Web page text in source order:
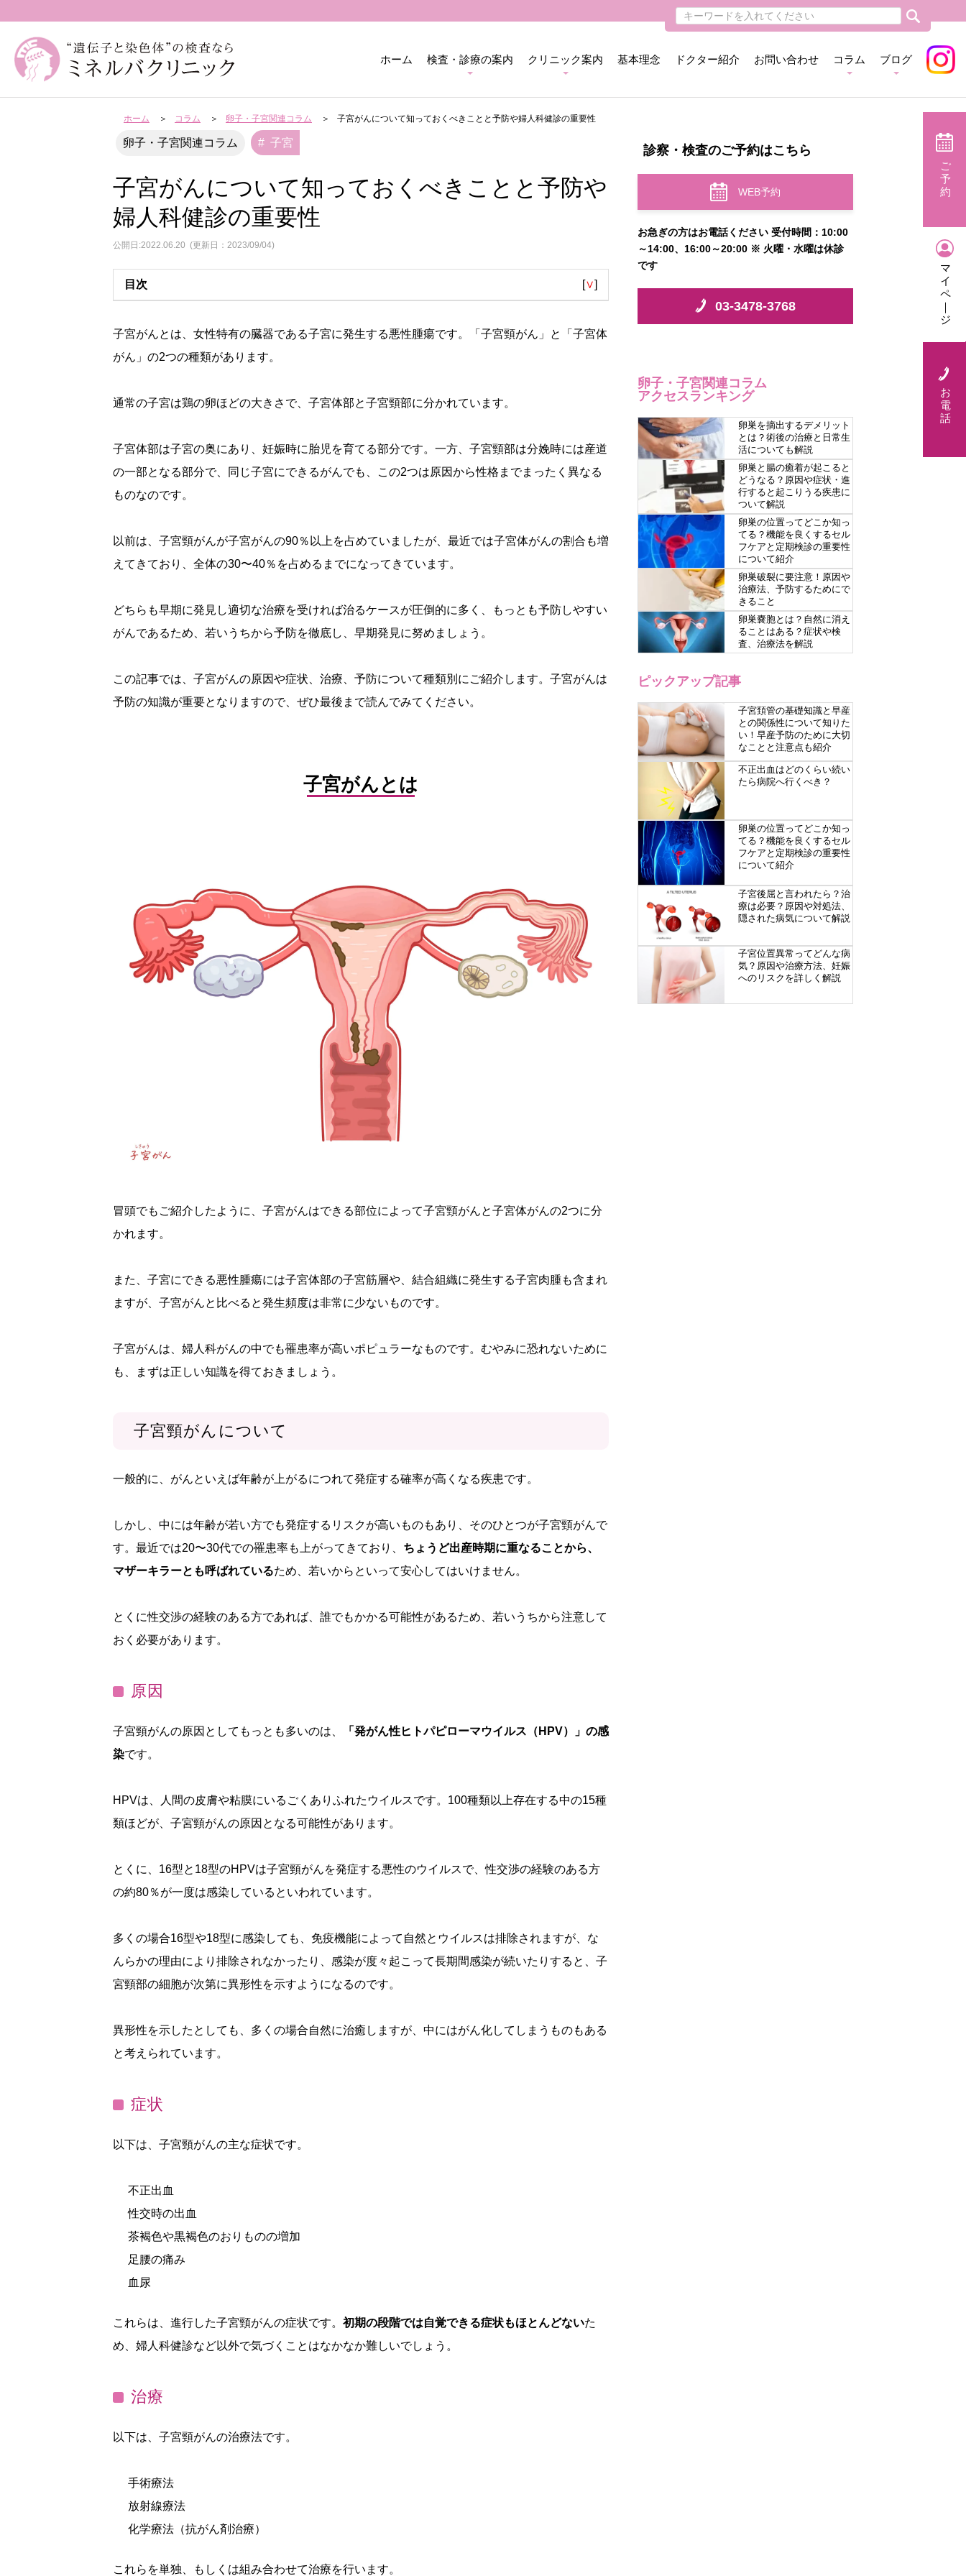
ホーム 検査・診療の案内 クリニック案内 基本理念 ドクター紹介 お問い合わせ コラム ブログ
ホーム コラム 卵子・子宮関連コラム 子宮がんについて知っておくべきことと予防や婦人科健診の重要性
卵子・子宮関連コラム 子宮
子宮がんについて知っておくべきことと予防や
婦人科健診の重要性
公開日:2022.06.20 (更新日：2023/09/04)
目次 [∨]
子宮がんとは、女性特有の臓器である子宮に発生する悪性腫瘍です。「子宮頸がん」と「子宮体
がん」の2つの種類があります。
通常の子宮は鶏の卵ほどの大きさで、子宮体部と子宮頸部に分かれています。
子宮体部は子宮の奥にあり、妊娠時に胎児を育てる部分です。一方、子宮頸部は分娩時には産道
の一部となる部分で、同じ子宮にできるがんでも、この2つは原因から性格までまったく異なる
ものなのです。
以前は、子宮頸がんが子宮がんの90％以上を占めていましたが、最近では子宮体がんの割合も増
えてきており、全体の30〜40％を占めるまでになってきています。
どちらも早期に発見し適切な治療を受ければ治るケースが圧倒的に多く、もっとも予防しやすい
がんであるため、若いうちから予防を徹底し、早期発見に努めましょう。
この記事では、子宮がんの原因や症状、治療、予防について種類別にご紹介します。子宮がんは
予防の知識が重要となりますので、ぜひ最後まで読んでみてください。
子宮がんとは
冒頭でもご紹介したように、子宮がんはできる部位によって子宮頸がんと子宮体がんの2つに分
かれます。
また、子宮にできる悪性腫瘍には子宮体部の子宮筋層や、結合組織に発生する子宮肉腫も含まれ
ますが、子宮がんと比べると発生頻度は非常に少ないものです。
子宮がんは、婦人科がんの中でも罹患率が高いポピュラーなものです。むやみに恐れないために
も、まずは正しい知識を得ておきましょう。
子宮頸がんについて
一般的に、がんといえば年齢が上がるにつれて発症する確率が高くなる疾患です。
しかし、中には年齢が若い方でも発症するリスクが高いものもあり、そのひとつが子宮頸がんで
す。最近では20〜30代での罹患率も上がってきており、 ちょうど出産時期に重なることから、
マザーキラーとも呼ばれているため、若いからといって安心してはいけません。
とくに性交渉の経験のある方であれば、誰でもかかる可能性があるため、若いうちから注意して
おく必要があります。
原因
子宮頸がんの原因としてもっとも多いのは、
「発がん性ヒトパピローマウイルス（HPV）」の感
染です。
HPVは、人間の皮膚や粘膜にいるごくありふれたウイルスです。100種類以上存在する中の15種
類ほどが、子宮頸がんの原因となる可能性があります。
とくに、16型と18型のHPVは子宮頸がんを発症する悪性のウイルスで、性交渉の経験のある方
の約80％が一度は感染しているといわれています。
多くの場合16型や18型に感染しても、免疫機能によって自然とウイルスは排除されますが、な
んらかの理由により排除されなかったり、感染が度々起こって長期間感染が続いたりすると、子
宮頸部の細胞が次第に異形性を示すようになるのです。
異形性を示したとしても、多くの場合自然に治癒しますが、中にはがん化してしまうものもある
と考えられています。
症状
以下は、子宮頸がんの主な症状です。
不正出血
性交時の出血
茶褐色や黒褐色のおりものの増加
足腰の痛み
血尿
これらは、進行した子宮頸がんの症状です。 初期の段階では自覚できる症状もほとんどないた
め、婦人科健診など以外で気づくことはなかなか難しいでしょう。
治療
以下は、子宮頸がんの治療法です。
手術療法
放射線療法
化学療法（抗がん剤治療）
これらを単独、もしくは組み合わせて治療を行います。
診察・検査のご予約はこちら
WEB予約
お急ぎの方はお電話ください 受付時間：10:00
～14:00、16:00～20:00 ※ 火曜・水曜は休診
です
03-3478-3768
卵子・子宮関連コラム
アクセスランキング
卵巣を摘出するデメリット
とは？術後の治療と日常生
活についても解説
卵巣と腸の癒着が起こると
どうなる？原因や症状・進
行すると起こりうる疾患に
ついて解説
卵巣の位置ってどこか知っ
てる？機能を良くするセル
フケアと定期検診の重要性
について紹介
卵巣破裂に要注意！原因や
治療法、予防するためにで
きること
卵巣嚢胞とは？自然に消え
ることはある？症状や検
査、治療法を解説
ピックアップ記事
子宮頚管の基礎知識と早産
との関係性について知りた
い！早産予防のために大切
なことと注意点も紹介
不正出血はどのくらい続い
たら病院へ行くべき？
卵巣の位置ってどこか知っ
てる？機能を良くするセル
フケアと定期検診の重要性
について紹介
子宮後屈と言われたら？治
療は必要？原因や対処法、
隠された病気について解説
子宮位置異常ってどんな病
気？原因や治療方法、妊娠
へのリスクを詳しく解説
ご
予
約
マ
イ
ペ
｜
ジ
お
電
話